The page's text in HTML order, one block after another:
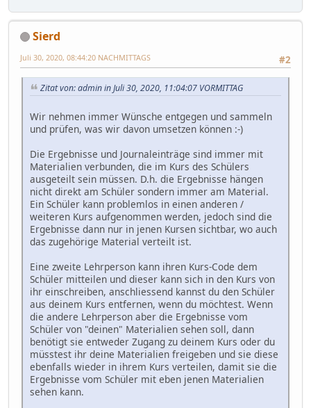
Sierd
#2
Juli 30, 2020, 08:44:20 NACHMITTAGS
Zitat von: admin in Juli 30, 2020, 11:04:07 VORMITTAG
Wir nehmen immer Wünsche entgegen und sammeln
und prüfen, was wir davon umsetzen können :-)
Die Ergebnisse und Journaleinträge sind immer mit
Materialien verbunden, die im Kurs des Schülers
ausgeteilt sein müssen. D.h. die Ergebnisse hängen
nicht direkt am Schüler sondern immer am Material.
Ein Schüler kann problemlos in einen anderen /
weiteren Kurs aufgenommen werden, jedoch sind die
Ergebnisse dann nur in jenen Kursen sichtbar, wo auch
das zugehörige Material verteilt ist.
Eine zweite Lehrperson kann ihren Kurs-Code dem
Schüler mitteilen und dieser kann sich in den Kurs von
ihr einschreiben, anschliessend kannst du den Schüler
aus deinem Kurs entfernen, wenn du möchtest. Wenn
die andere Lehrperson aber die Ergebnisse vom
Schüler von "deinen" Materialien sehen soll, dann
benötigt sie entweder Zugang zu deinem Kurs oder du
müsstest ihr deine Materialien freigeben und sie diese
ebenfalls wieder in ihrem Kurs verteilen, damit sie die
Ergebnisse vom Schüler mit eben jenen Materialien
sehen kann.